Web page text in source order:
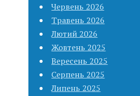
Червень 2026
Травень 2026
Лютий 2026
Жовтень 2025
Вересень 2025
Серпень 2025
Липень 2025